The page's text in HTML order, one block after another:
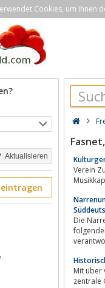
Cookies, um Ihnen
Aktualisieren
Verein
Die
Mit über
zentrale